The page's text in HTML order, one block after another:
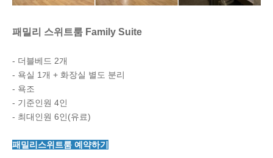
패밀리 스위트룸 Family Suite
- 더블베드 2개
- 욕실 1개 + 화장실 별도 분리
- 욕조
- 기준인원 4인
- 최대인원 6인(유료)
패밀리스위트룸 예약하기